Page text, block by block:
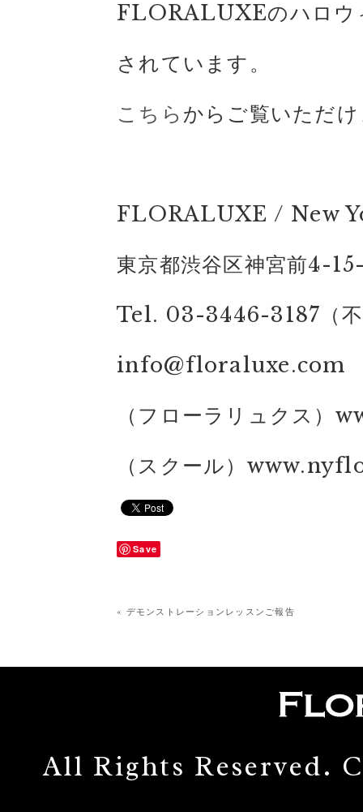
FLORALUXEのハロウ
されています。
こちら からご覧いただ
FLORALUXE / New
東京都渋谷区神宮前4-
Tel. 03-3446-3187（不
info@floraluxe.com
（フローラリュクス
（スクール）
Save
« デモンストレーションレッスンご報告
All Rights Reserved.